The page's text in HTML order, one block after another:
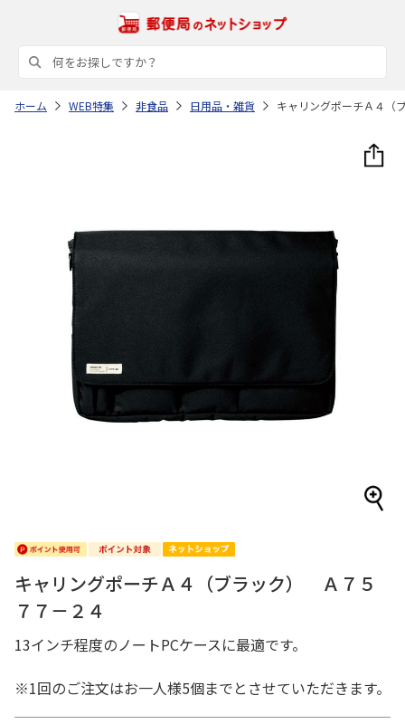
ホーム WEB特集 非食品 日用品・雑貨 キャリングポーチＡ４
キャリングポーチＡ４（ブラック） Ａ７５
７７－２４
13インチ程度のノートPCケースに最適です。
※1回のご注文はお一人様5個までとさせていただきます。